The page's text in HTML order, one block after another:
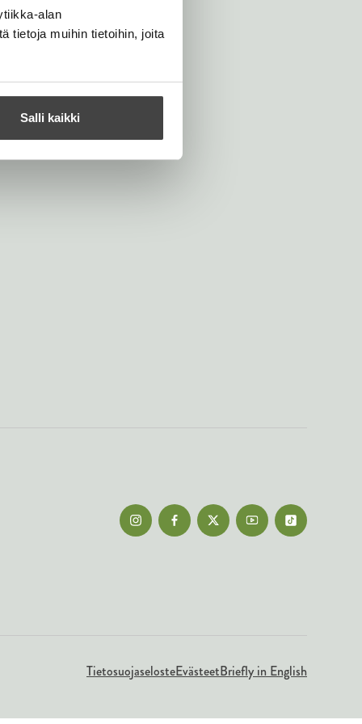
alan
tietoja muihin tietoihin, joita
Salli kaikki
TietosuojaselosteEvästeetBriefly in English